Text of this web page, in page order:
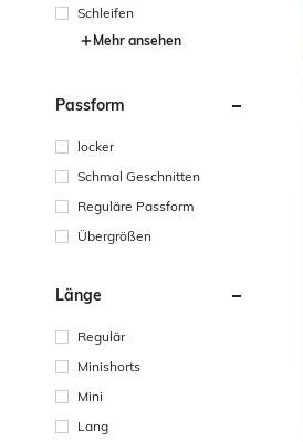
Schleifen
Mehr ansehen
Passform
locker
Schmal Geschnitten
Reguläre Passform
Übergrößen
Länge
Regulär
Minishorts
Mini
Lang